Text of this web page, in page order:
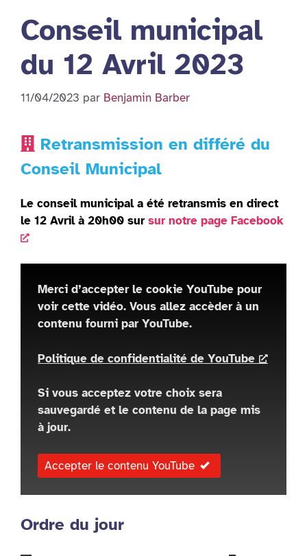
Conseil municipal
du 12 Avril 2023
11/04/2023 par Benjamin Barber
Retransmission en différé du
Conseil Municipal
Le conseil municipal a été retransmis en direct
le 12 Avril à 20h00 sur sur notre page Facebook
Merci d’accepter le cookie YouTube pour
voir cette vidéo. Vous allez accèder à un
contenu fourni par YouTube.
Politique de confidentialité de YouTube
Si vous acceptez votre choix sera
sauvegardé et le contenu de la page mis
à jour.
Accepter le contenu YouTube
Ordre du jour